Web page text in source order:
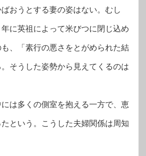
おうとする妻の姿はない。むし
に英祖によって米びつに閉じ込め
、「素行の悪さをとがめられた結
そうした姿勢から見えてくるのは
は多くの側室を抱える一方で、恵
という。こうした夫婦関係は周知